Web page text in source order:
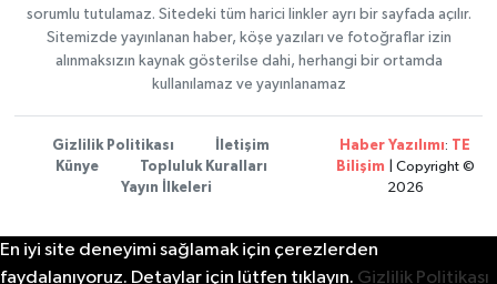
sorumlu tutulamaz. Sitedeki tüm harici linkler ayrı bir sayfada açılır.
Sitemizde yayınlanan haber, köşe yazıları ve fotoğraflar izin
alınmaksızın kaynak gösterilse dahi, herhangi bir ortamda
kullanılamaz ve yayınlanamaz
Gizlilik Politikası
İletişim
Künye
Topluluk Kuralları
Yayın İlkeleri
Haber Yazılımı: TE
Bilişim | Copyright ©
2026
En iyi site deneyimi sağlamak için çerezlerden
faydalanıyoruz. Detaylar için lütfen tıklayın. Gizlilik Politikası